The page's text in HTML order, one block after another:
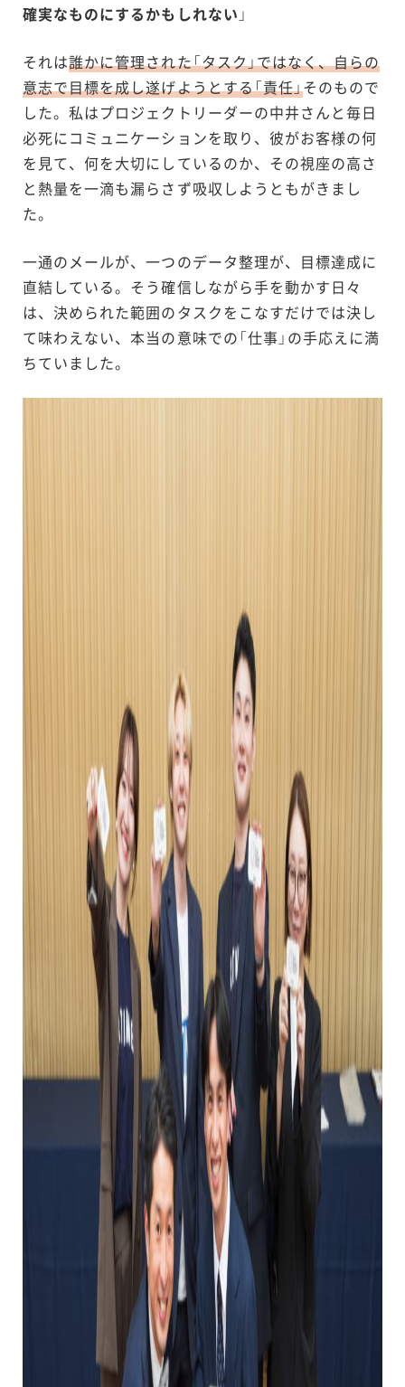
確実なものにするかもしれない 」
それは誰かに管理された「タスク」ではなく、自らの
意志で目標を成し遂げようとする「責任」そのもので
した。私はプロジェクトリーダーの中井さんと毎日
必死にコミュニケーションを取り、彼がお客様の何
を見て、何を大切にしているのか、その視座の高さ
と熱量を一滴も漏らさず吸収しようともがきまし
た。
一通のメールが、一つのデータ整理が、目標達成に
直結している。そう確信しながら手を動かす日々
は、決められた範囲のタスクをこなすだけでは決し
て味わえない、本当の意味での「仕事」の手応えに満
ちていました。